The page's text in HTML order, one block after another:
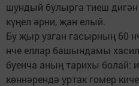
шундый булырга тиеш
күңел әрни, җан елый.
Бу җыр узган гасырның 60
нче еллар башындамы
буенча аның тарихы болай:
көннәрендә уртак гомер